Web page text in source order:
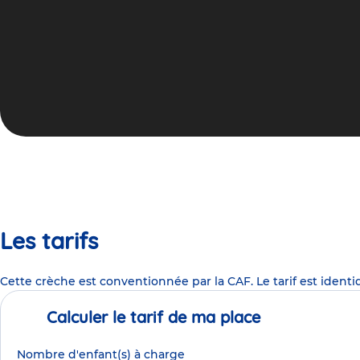
Les tarifs
Cette crèche est conventionnée par la CAF. Le tarif est
Calculer le tarif de ma place
Nombre d'enfant(s) à charge